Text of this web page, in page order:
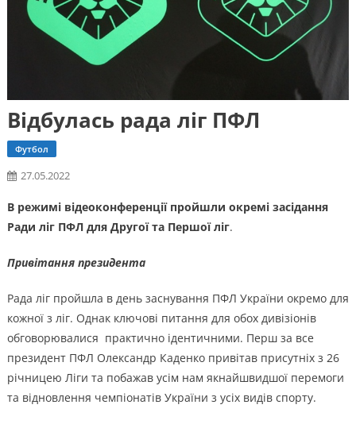
Відбулась рада ліг ПФЛ
Футбол
27.05.2022
В режимі відеоконференції пройшли окремі засідання
Ради ліг ПФЛ для Другої та Першої ліг.
Привітання президента
Рада ліг пройшла в день заснування ПФЛ України окремо для
кожної з ліг. Однак ключові питання для обох дивізіонів
обговорювалися практично ідентичними. Перш за все
президент ПФЛ Олександр Каденко привітав присутніх з 26
річницею Ліги та побажав усім нам якнайшвидшої перемоги
та відновлення чемпіонатів України з усіх видів спорту.